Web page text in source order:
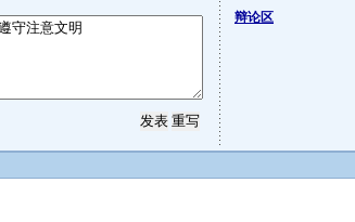
辩论区